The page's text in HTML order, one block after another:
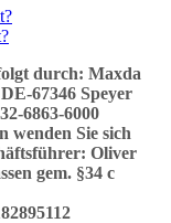
durch: Maxda
67346 Speyer
6863-6000
wenden Sie sich
Oliver
gem. §34 c